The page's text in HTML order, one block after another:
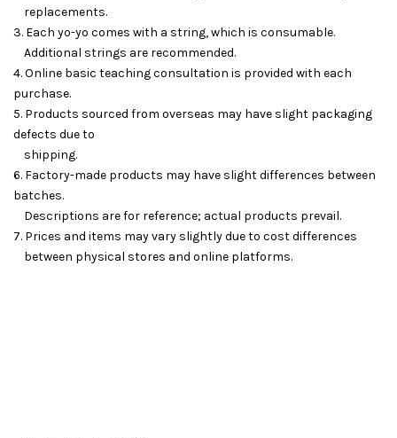
replacements.
3. Each yo-yo comes with a string, which is consumable.
Additional strings are recommended.
4. Online basic teaching consultation is provided with each
purchase.
5. Products sourced from overseas may have slight packaging
defects due to
shipping.
6. Factory-made products may have slight differences between
batches.
Descriptions are for reference; actual products prevail.
7. Prices and items may vary slightly due to cost differences
between physical stores and online platforms.